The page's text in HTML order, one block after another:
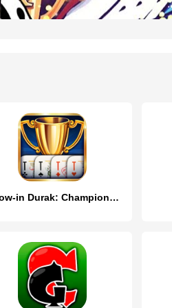
Throw-in Durak: Championship